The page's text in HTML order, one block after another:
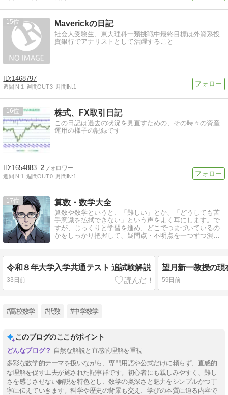
15 Maverickの日記
社会人受験生、東大理科一類挑戦中最終目標は外資系投
資銀行でアナリストとして活躍すること
1468797
週間IN:1 週間OUT:3 月間IN:1
16 株式、FX取引日記
この日記は過去の状況を見直すための、その時々の資産
運用の様子の記録です
1654883 2
週間IN:1 週間OUT:0 月間IN:1
17 算数・数学大全
算数や数学というと、「難しい」とか、「どうしても苦
手意識を払拭できない」という声をよく耳にします。で
すが、じっくりと学習を進め、どこでつまづいているの
かをしっかり把握して、疑問点・不明点を一つずつ潰し
令和８年大学入学共通テスト 追試験解説
33日前 59日前
#高校数学 #代数 #中学数学
このブログのここがポイント
自然な解説と直感的理解を重視
多彩な数学的テーマを扱いながら、専門用語や公式だけに頼らず、直感的
な理解を促す工夫が施された記事群です。初心者にも親しみやすく、難し
さを感じさせない解説を特色とし、数学の奥深さと魅力をシンプルかつ丁
寧に伝えていきます。科学や歴史の背景も交え、学びの本質に迫る内容で